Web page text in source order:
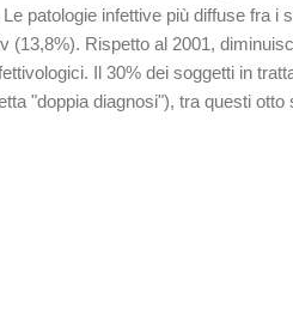
patologie infettive più diffuse fra i
(13,8%). Rispetto al 2001,
Il 30% dei soggetti in
"doppia diagnosi"), tra questi otto